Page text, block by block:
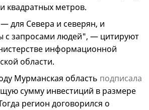
квадратных метров.
для Севера и северян, и
с запросами людей", — цитируют
информационной
области.
Мурманская область подписала
сумму инвестиций в размере
регион договорился о